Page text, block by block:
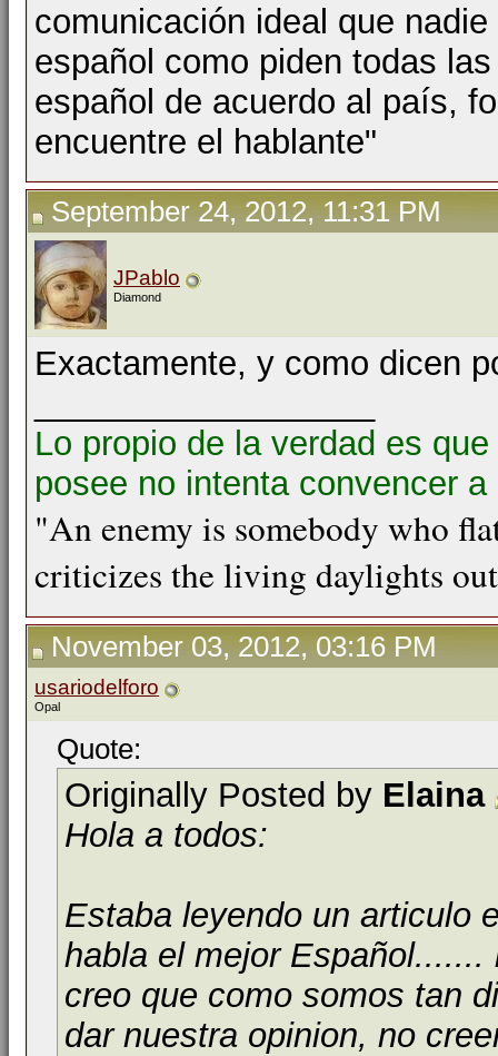
comunicación ideal que
español como piden todas
español de acuerdo al país,
encuentre el hablante"
September 24, 2012, 11:31 PM
JPablo
Diamond
Exactamente, y como dicen
Lo propio de la verdad es
posee no intenta convencer a
"An enemy is somebody who
criticizes the living daylights
November 03, 2012, 03:16 PM
usariodelforo
Opal
Quote:
Originally Posted by Elaina
Hola a todos:
Estaba leyendo un articulo
habla el mejor
creo que como somos tan
dar nuestra opinion, no